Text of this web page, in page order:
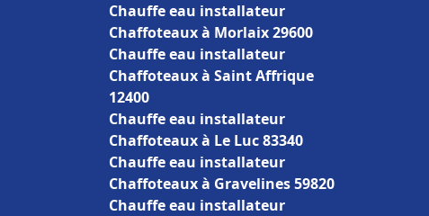
Chauffe eau installateur
Chaffoteaux à Morlaix 29600
Chauffe eau installateur
Chaffoteaux à Saint Affrique
12400
Chauffe eau installateur
Chaffoteaux à Le Luc 83340
Chauffe eau installateur
Chaffoteaux à Gravelines 59820
Chauffe eau installateur